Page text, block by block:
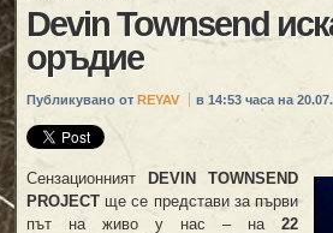
Devin Townsend
оръдие
Публикувано от REYAV в 14:53 часа на
Сензационният
DEVIN TOWNSEND
PROJECT ще се представи за първи
път на живо у нас – на 22